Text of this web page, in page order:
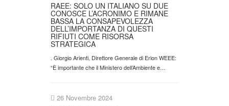
RAEE: SOLO UN ITALIANO SU DUE
CONOSCE L’ACRONIMO E RIMANE
BASSA LA CONSAPEVOLEZZA
DELL’IMPORTANZA DI QUESTI
RIFIUTI COME RISORSA
STRATEGICA
. Giorgio Arienti, Direttore Generale di Erion WEEE:
“È importante che il Ministero dell’Ambiente e…
26 Novembre 2024